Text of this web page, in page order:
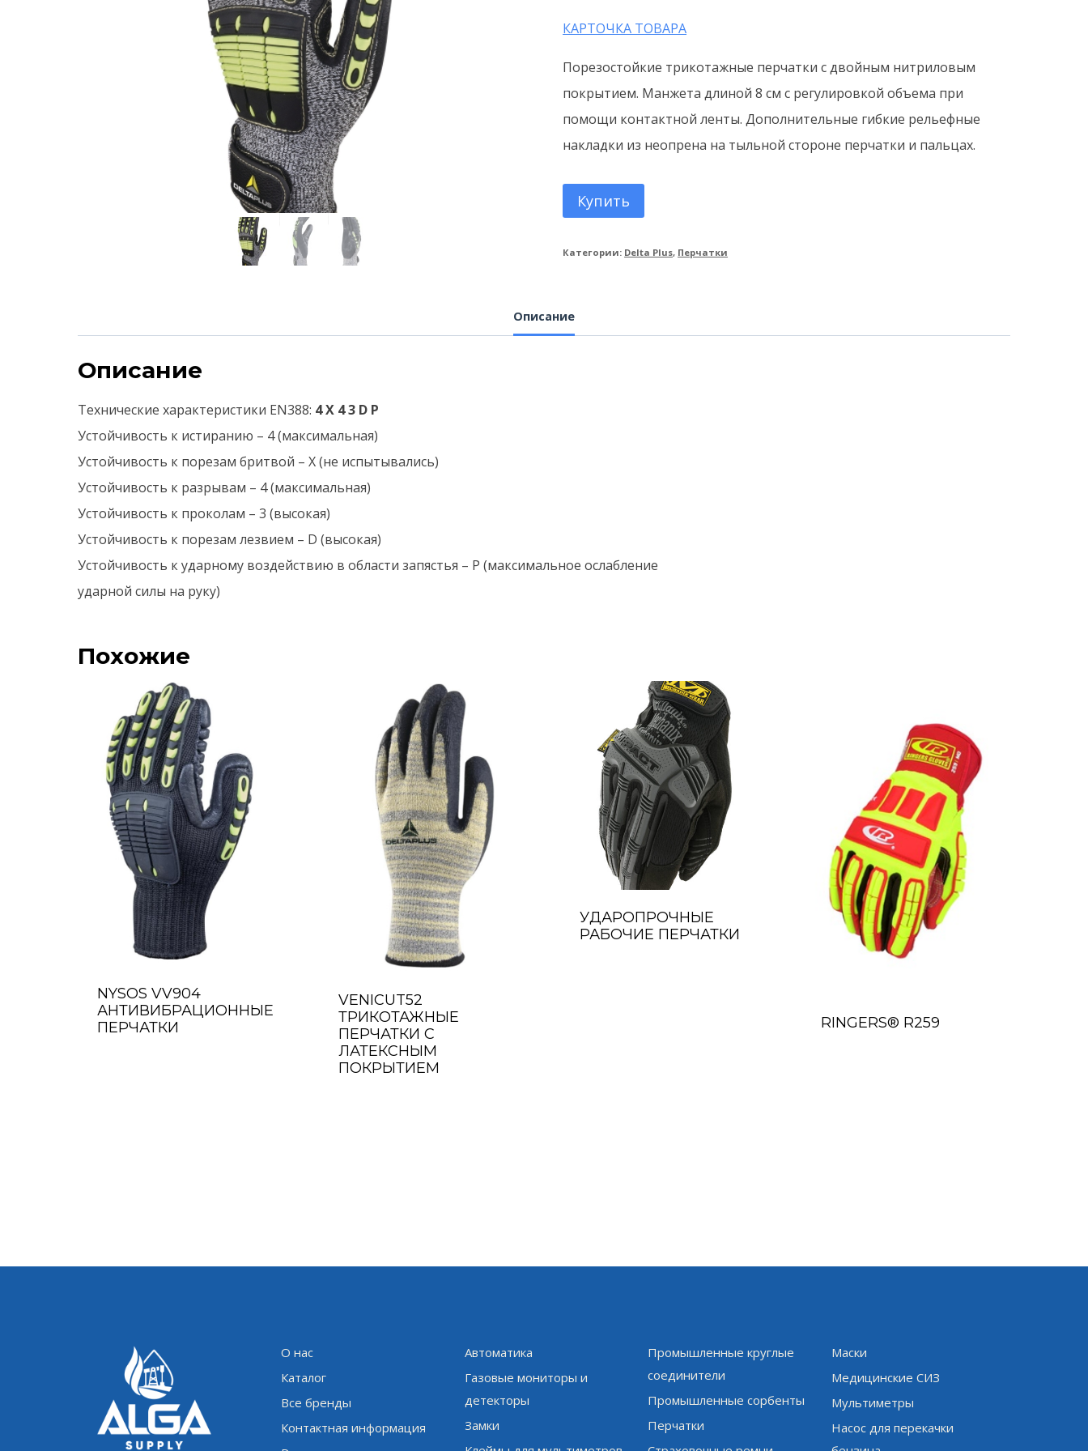
КАРТОЧКА ТОВАРА
Порезостойкие трикотажные перчатки с двойным нитриловым
покрытием. Манжета длиной 8 см с регулировкой объема при
помощи контактной ленты. Дополнительные гибкие рельефные
накладки из неопрена на тыльной стороне перчатки и пальцах.
Купить
Категории: Delta Plus, Перчатки
Описание
Описание
Технические характеристики EN388: 4 Х 4 3 D P
Устойчивость к истиранию – 4 (максимальная)
Устойчивость к порезам бритвой – Х (не испытывались)
Устойчивость к разрывам – 4 (максимальная)
Устойчивость к проколам – 3 (высокая)
Устойчивость к порезам лезвием – D (высокая)
Устойчивость к ударному воздействию в области запястья – P (максимальное ослабление
ударной силы на руку)
Похожие
NYSOS VV904
АНТИВИБРАЦИОННЫЕ
ПЕРЧАТКИ
VENICUT52
ТРИКОТАЖНЫЕ
ПЕРЧАТКИ С
ЛАТЕКСНЫМ
ПОКРЫТИЕМ
УДАРОПРОЧНЫЕ
РАБОЧИЕ ПЕРЧАТКИ
RINGERS® R259
О нас
Каталог
Все бренды
Контактная информация
Автоматика
Газовые мониторы и
детекторы
Замки
Промышленные круглые
соединители
Промышленные сорбенты
Перчатки
Маски
Медицинские СИЗ
Мультиметры
Насос для перекачки